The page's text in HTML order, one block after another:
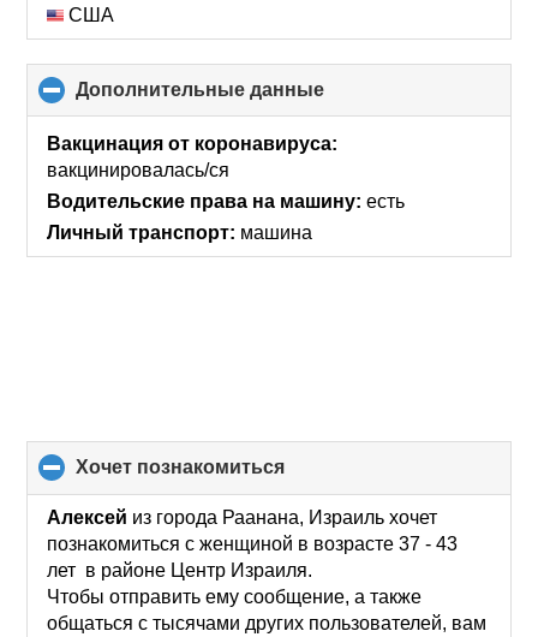
США
Дополнительные данные
to
collapse
Вакцинация от коронавируса:
вакцинировалась/ся
Водительские права на машину: есть
Личный транспорт: машина
хочет познакомиться
to
collapse
contents
Алексей из города Раанана, Израиль хочет
познакомиться с женщиной в возрасте 37 - 43
лет в районе Центр Израиля.
Чтобы отправить ему сообщение, а также
общаться с тысячами других пользователей, вам